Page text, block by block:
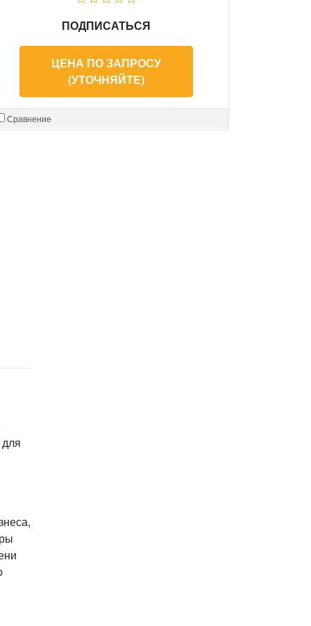
ПОДПИСАТЬСЯ
ЦЕНА ПО ЗАПРОСУ
(УТОЧНЯЙТЕ)
Сравнение